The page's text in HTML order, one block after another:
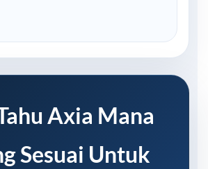
Axia Mana
Sesuai Untuk